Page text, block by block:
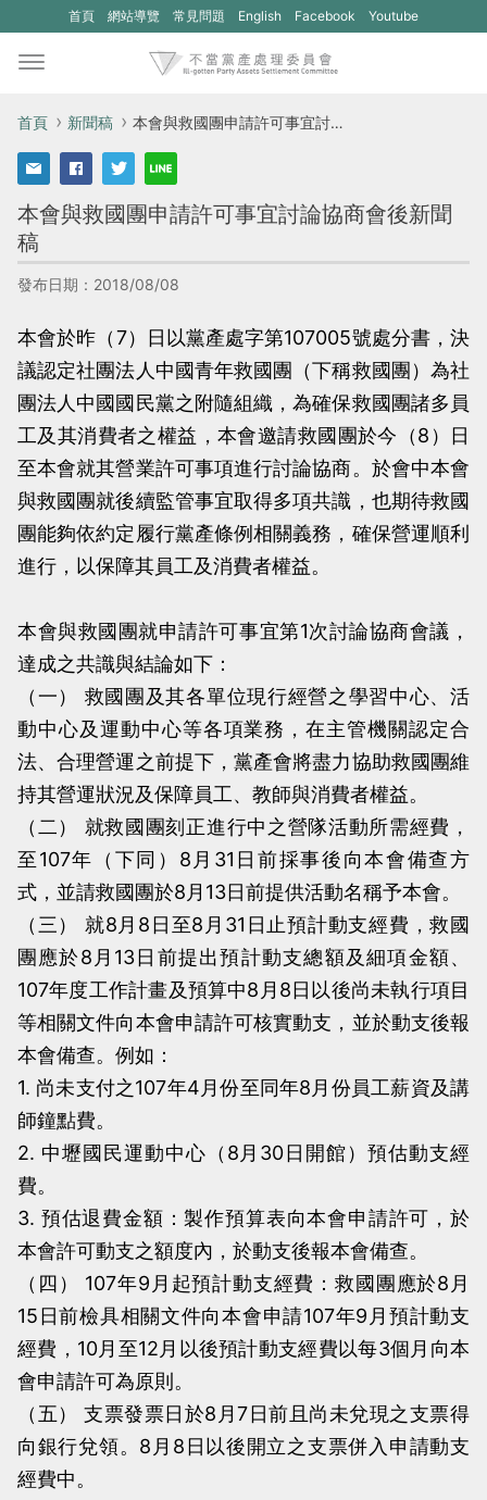
首頁 網站導覽 常見問題 English
(另
視
開
新
的
網
站：
不
當
黨
產
理
員
會
Facebook
(另
開
新
的
網
站：
不
當
黨
理
員
會
Youtube
首頁 新聞稿 本會與救國團申請許可事宜討論協商會後新聞稿
本會與救國團申請許可事宜討論協商會後新聞
稿
發布日期：2018/08/08
本會於昨（7）日以黨產處字第107005號處分書，決
議認定社團法人中國青年救國團（下稱救國團）為社
團法人中國國民黨之附隨組織，為確保救國團諸多員
工及其消費者之權益，本會邀請救國團於今（8）日
至本會就其營業許可事項進行討論協商。於會中本會
與救國團就後續監管事宜取得多項共識，也期待救國
團能夠依約定履行黨產條例相關義務，確保營運順利
進行，以保障其員工及消費者權益。
本會與救國團就申請許可事宜第1次討論協商會議，
達成之共識與結論如下：
（一） 救國團及其各單位現行經營之學習中心、活
動中心及運動中心等各項業務，在主管機關認定合
法、合理營運之前提下，黨產會將盡力協助救國團維
持其營運狀況及保障員工、教師與消費者權益。
（二） 就救國團刻正進行中之營隊活動所需經費，
至107年（下同）8月31日前採事後向本會備查方
式，並請救國團於8月13日前提供活動名稱予本會。
（三） 就8月8日至8月31日止預計動支經費，救國
團應於8月13日前提出預計動支總額及細項金額、
107年度工作計畫及預算中8月8日以後尚未執行項目
等相關文件向本會申請許可核實動支，並於動支後報
本會備查。例如：
1. 尚未支付之107年4月份至同年8月份員工薪資及講
師鐘點費。
2. 中壢國民運動中心（8月30日開館）預估動支經
費。
3. 預估退費金額：製作預算表向本會申請許可，於
本會許可動支之額度內，於動支後報本會備查。
（四） 107年9月起預計動支經費：救國團應於8月
15日前檢具相關文件向本會申請107年9月預計動支
經費，10月至12月以後預計動支經費以每3個月向本
會申請許可為原則。
（五） 支票發票日於8月7日前且尚未兌現之支票得
向銀行兌領。8月8日以後開立之支票併入申請動支
經費中。